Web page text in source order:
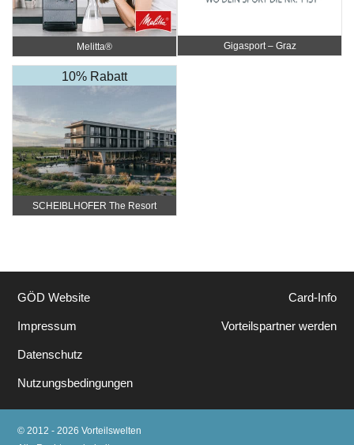
Melitta® Gigasport – Graz
10% Rabatt
SCHEIBLHOFER The Resort
GÖD Website
Impressum
Datenschutz
Nutzungsbedingungen
Card-Info
Vorteilspartner werden
© 2012 - 2026 Vorteilswelten